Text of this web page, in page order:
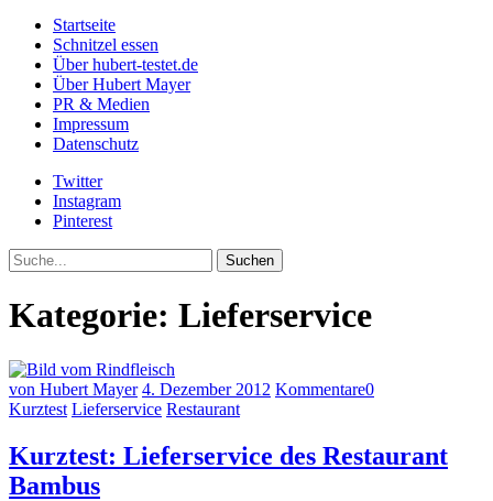
Startseite
Schnitzel essen
Über hubert-testet.de
Über Hubert Mayer
PR & Medien
Impressum
Datenschutz
Twitter
Instagram
Pinterest
Suche
Kategorie: Lieferservice
von Hubert Mayer 4. Dezember 2012 Kommentare0
Kurztest Lieferservice Restaurant
Kurztest: Lieferservice des Restaurant
Bambus